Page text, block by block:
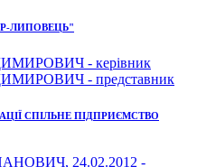
ЛИПОВЕЦЬ"
- керівник
- представник
СПІЛЬНЕ ПІДПРИЄМСТВО
24.02.2012 -